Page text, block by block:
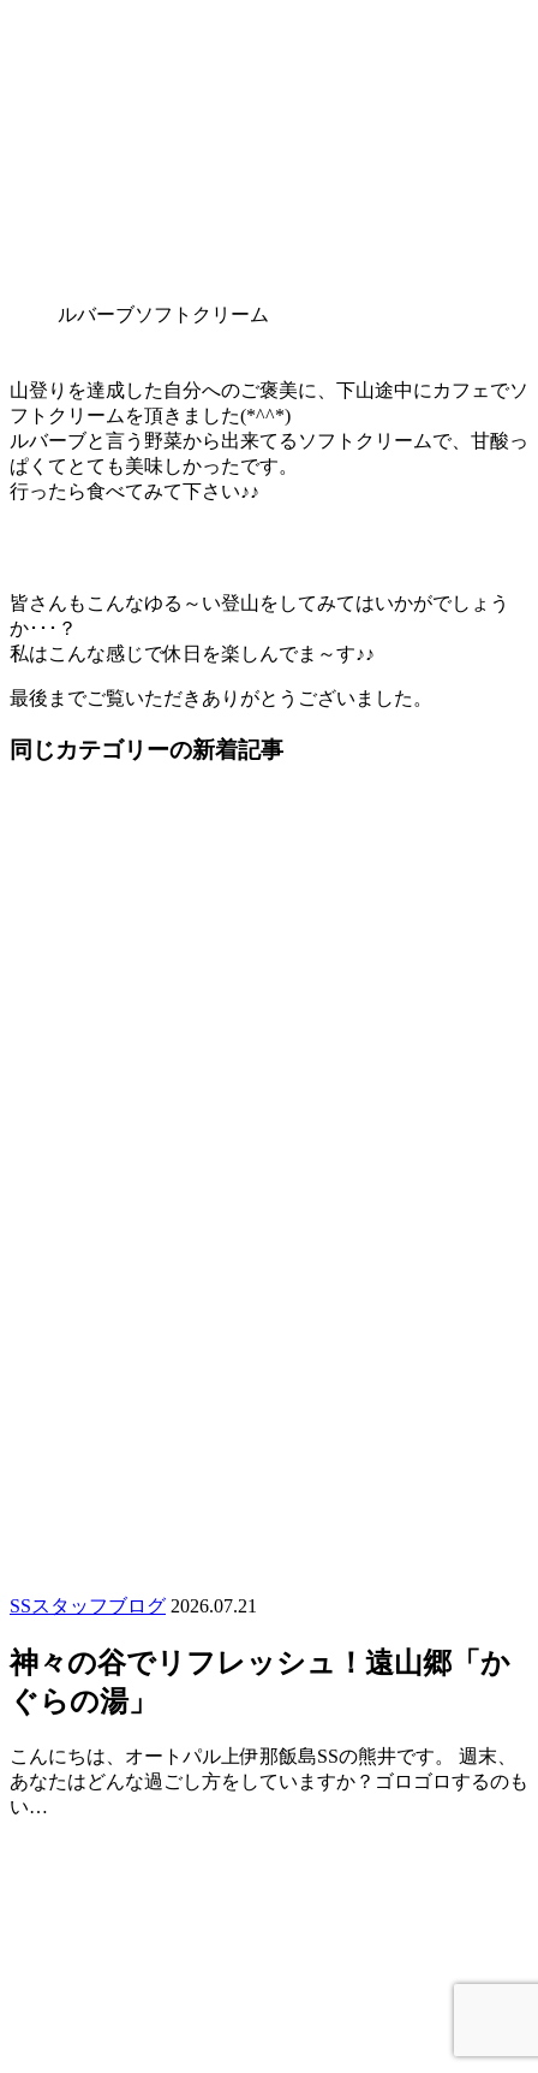
ルバーブソフトクリーム
山登りを達成した自分へのご褒美に、下山途中にカフェでソ
フトクリームを頂きました(*^^*)
ルバーブと言う野菜から出来てるソフトクリームで、甘酸っ
ぱくてとても美味しかったです。
行ったら食べてみて下さい♪♪
皆さんもこんなゆる～い登山をしてみてはいかがでしょう
か･･･？
私はこんな感じで休日を楽しんでま～す♪♪
最後までご覧いただきありがとうございました。
同じカテゴリーの新着記事
SSスタッフブログ 2026.07.21
神々の谷でリフレッシュ！遠山郷「か
ぐらの湯」
こんにちは、オートパル上伊那飯島SSの熊井です。 週末、
あなたはどんな過ごし方をしていますか？ゴロゴロするのも
い…